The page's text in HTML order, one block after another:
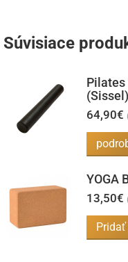
Súvisiace
Pilates
(Sissel)
64,90€
YOGA
13,50€